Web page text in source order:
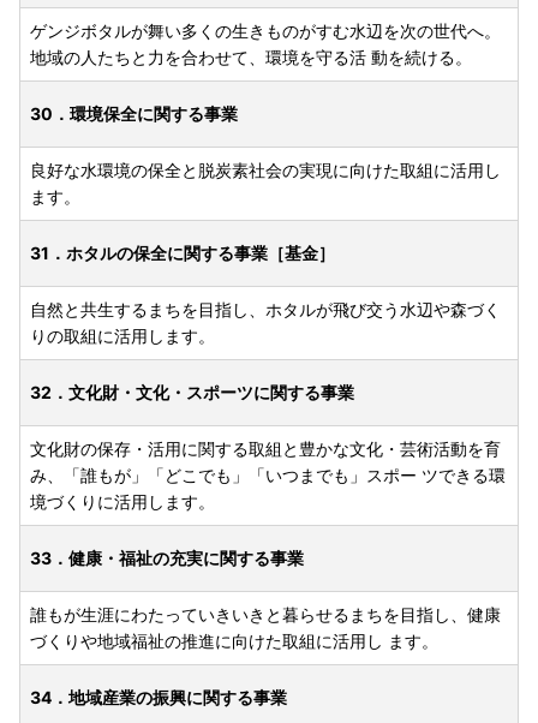
ゲンジボタルが舞い多くの生きものがすむ水辺を次の世代へ。
地域の人たちと力を合わせて、環境を守る活 動を続ける。
30．環境保全に関する事業
良好な水環境の保全と脱炭素社会の実現に向けた取組に活用し
ます。
31．ホタルの保全に関する事業［基金］
自然と共生するまちを目指し、ホタルが飛び交う水辺や森づく
りの取組に活用します。
32．文化財・文化・スポーツに関する事業
文化財の保存・活用に関する取組と豊かな文化・芸術活動を育
み、「誰もが」「どこでも」「いつまでも」スポー ツできる環
境づくりに活用します。
33．健康・福祉の充実に関する事業
誰もが生涯にわたっていきいきと暮らせるまちを目指し、健康
づくりや地域福祉の推進に向けた取組に活用し ます。
34．地域産業の振興に関する事業